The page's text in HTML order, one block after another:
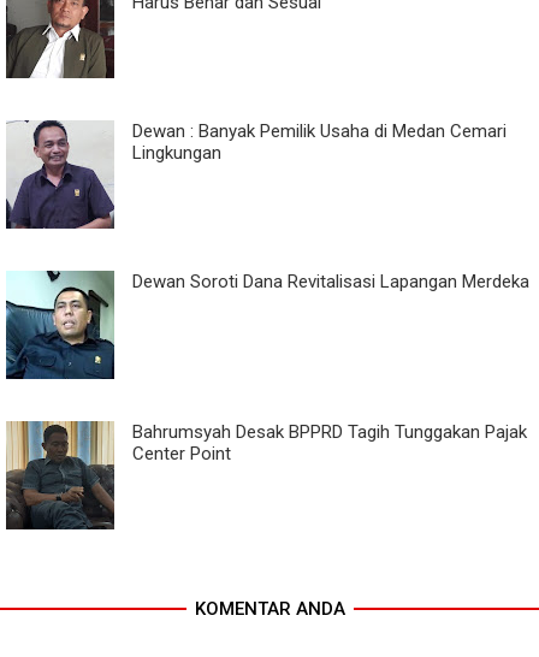
Dewan : Banyak Pemilik Usaha di Medan Cemari
Lingkungan
Dewan Soroti Dana Revitalisasi Lapangan Merdeka
Bahrumsyah Desak BPPRD Tagih Tunggakan Pajak
Center Point
KOMENTAR ANDA